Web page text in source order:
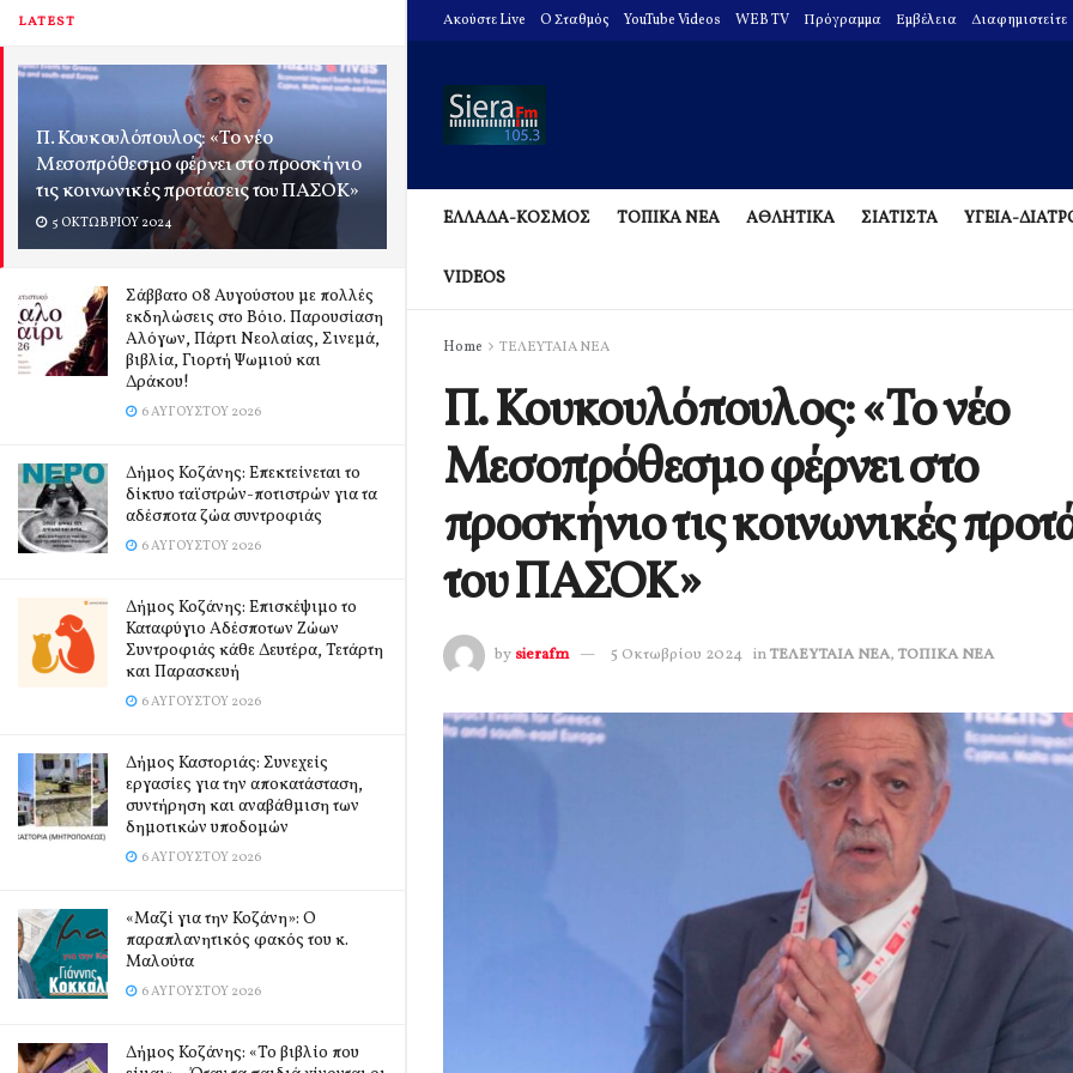
LATEST
Π. Κουκουλόπουλος: «Το νέο
Μεσοπρόθεσμο φέρνει στο προσκήνιο
τις κοινωνικές προτάσεις του ΠΑΣΟΚ»
5 ΟΚΤΩΒΡΊΟΥ 2024
Σάββατο 08 Αυγούστου με πολλές
εκδηλώσεις στο Βόιο. Παρουσίαση
Αλόγων, Πάρτι Νεολαίας, Σινεμά,
βιβλία, Γιορτή Ψωμιού και
Δράκου!
6 ΑΥΓΟΎΣΤΟΥ 2026
Δήμος Κοζάνης: Επεκτείνεται το
δίκτυο ταϊστρών-ποτιστρών για τα
αδέσποτα ζώα συντροφιάς
6 ΑΥΓΟΎΣΤΟΥ 2026
Δήμος Κοζάνης: Επισκέψιμο το
Καταφύγιο Αδέσποτων Ζώων
Συντροφιάς κάθε Δευτέρα, Τετάρτη
και Παρασκευή
6 ΑΥΓΟΎΣΤΟΥ 2026
Δήμος Καστοριάς: Συνεχείς
εργασίες για την αποκατάσταση,
συντήρηση και αναβάθμιση των
δημοτικών υποδομών
6 ΑΥΓΟΎΣΤΟΥ 2026
«Μαζί για την Κοζάνη»: Ο
παραπλανητικός φακός του κ.
Μαλούτα
6 ΑΥΓΟΎΣΤΟΥ 2026
Δήμος Κοζάνης: «Το βιβλίο που
Ακούστε Live O Σταθμός YouTube Videos WEB TV Πρόγραμμα Εμβέλεια Διαφημιστείτε
ΕΛΛΑΔΑ-ΚΟΣΜΟΣ ΤΟΠΙΚΑ ΝΕΑ ΑΘΛΗΤΙΚΑ ΣΙΑΤΙΣΤΑ ΥΓΕΙΑ-
VIDEOS
Home ΤΕΛΕΥΤΑΙΑ ΝΕΑ
Π. Κουκουλόπουλος: «Το νέο
Μεσοπρόθεσμο φέρνει στο
προσκήνιο τις κοινωνικές
του ΠΑΣΟΚ»
by sierafm 5 Οκτωβρίου 2024 inΤΕΛΕΥΤΑΙΑ ΝΕΑ, ΤΟΠΙΚΑ ΝΕΑ